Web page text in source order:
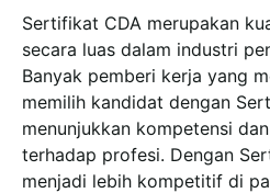
Sertifikat CDA merupakan
secara luas dalam industri
Banyak pemberi kerja yang
memilih kandidat dengan
menunjukkan kompetensi
terhadap profesi. Dengan
menjadi lebih kompetitif di